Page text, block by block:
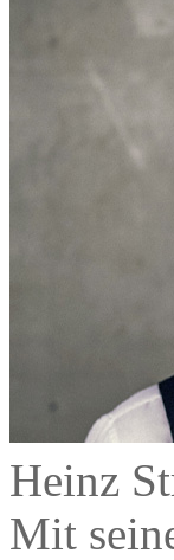
Heinz
Mit